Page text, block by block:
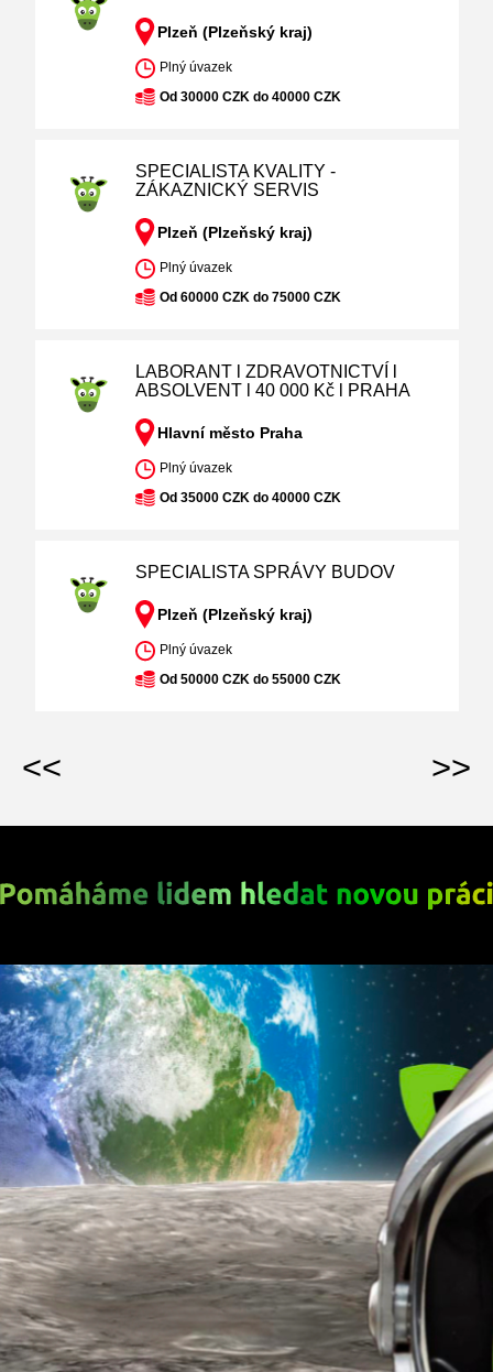
Plzeň (Plzeňský kraj)
Plný úvazek
Od 30000 CZK do 40000 CZK
SPECIALISTA KVALITY -
ZÁKAZNICKÝ SERVIS
Plzeň (Plzeňský kraj)
Plný úvazek
Od 60000 CZK do 75000 CZK
LABORANT l ZDRAVOTNICTVÍ l
ABSOLVENT l 40 000 Kč l PRAHA
Hlavní město Praha
Plný úvazek
Od 35000 CZK do 40000 CZK
SPECIALISTA SPRÁVY BUDOV
Plzeň (Plzeňský kraj)
Plný úvazek
Od 50000 CZK do 55000 CZK
<< >>